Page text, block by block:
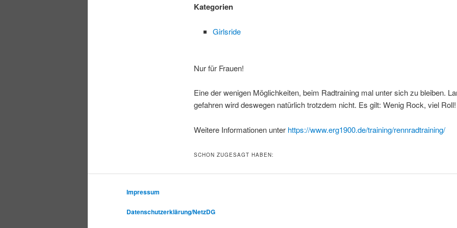
Kategorien
Girlsride
Nur für Frauen!
Eine der wenigen Möglichkeiten, beim Radtraining mal unter sich zu bleiben.
gefahren wird deswegen natürlich trotzdem nicht. Es gilt: Wenig Rock, viel Roll!
Weitere Informationen unter https://www.erg1900.de/training/rennradtraining/
SCHON ZUGESAGT HABEN:
Impressum
Datenschutzerklärung/NetzDG